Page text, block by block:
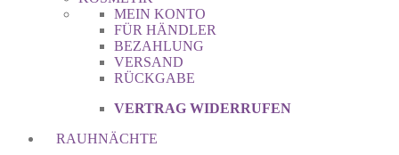
MEIN KONTO
FÜR HÄNDLER
BEZAHLUNG
VERSAND
RÜCKGABE
VERTRAG WIDERRUFEN
RAUHNÄCHTE